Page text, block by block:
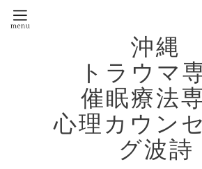
沖縄
トラウマ
催眠療法
心理カウン
グ波詩